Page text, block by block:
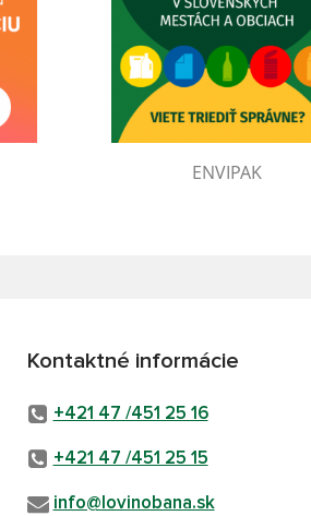
ENVIPAK
Kontaktné informácie
+421 47 /451 25 16
+421 47 /451 25 15
info@lovinobana.sk